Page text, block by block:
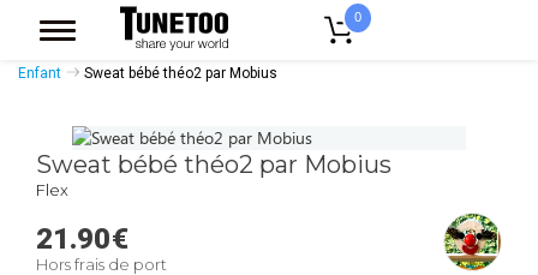
0
Vêtement Enfant Bebe Sweat Enfant
Enfant
Sweat bébé théo2 par Mobius
Sweat bébé théo2 par Mobius
Flex
21.90€
Hors frais de port